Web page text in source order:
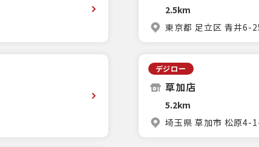
2.5km
東京都 足立区 青井6-
デジロー
草加店
5.2km
埼玉県 草加市 松原4-